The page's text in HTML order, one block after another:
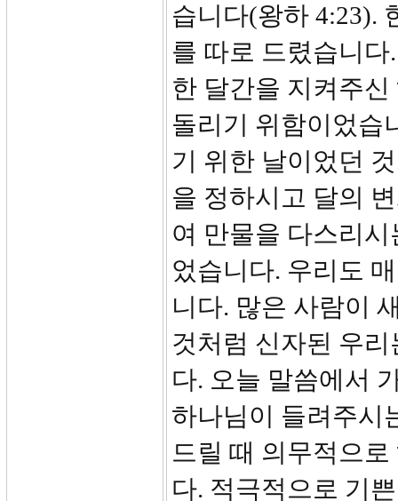
습니다(왕하 4:23).
를 따로 드렸습니
한 달간을 지켜주
돌리기 위함이었습
기 위한 날이었던
을 정하시고 달의
여 만물을 다스리
었습니다.​ 우리도
니다. 많은 사람이
것처럼 신자된 우
다. 오늘 말씀에서
하나님이 들려주시
드릴 때 의무적으
다. 적극적으로 기